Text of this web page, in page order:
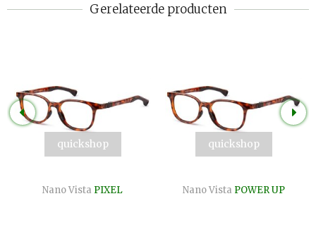
Gerelateerde producten
quickshop
Nano Vista PIXEL
quickshop
Nano Vista POWER UP